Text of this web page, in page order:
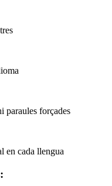
paraules forçades
en cada llengua